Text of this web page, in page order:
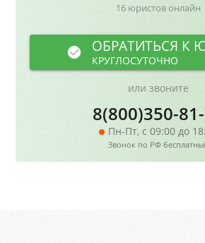
16 юристов онлайн
ОБРАТИТЬСЯ К
КРУГЛОСУТОЧНО
или звоните
8(800)350-
Пн-Пт, с 09:00 до
Звонок по РФ